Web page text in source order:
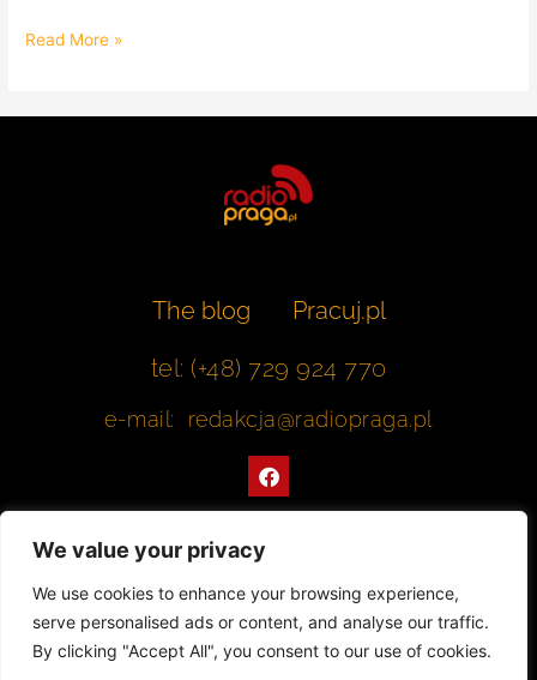
We value your privacy
We use cookies to enhance your browsing experience,
serve personalised ads or content, and analyse our traffic.
By clicking "Accept All", you consent to our use of cookies.
Read More »
The blog
Pracuj.pl
tel: (+48) 729 924 770
e-mail: redakcja@radiopraga.pl
F
a
c
o
k
Współpracujemy z Muzeum Warszawskiej Pragi
© 2022 All rights Reserved. Radiopraga.pl